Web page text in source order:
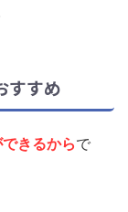
すすめ
きるからで